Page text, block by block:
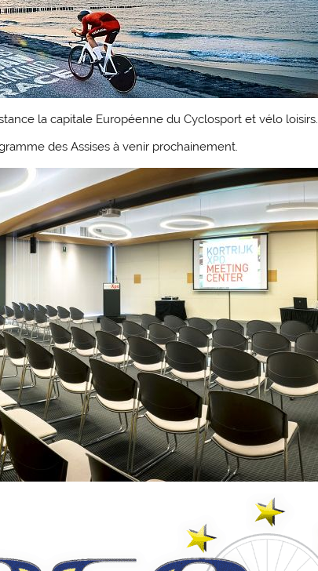
la capitale Européenne du Cyclosport et vélo loisirs.
des Assises à venir prochainement.